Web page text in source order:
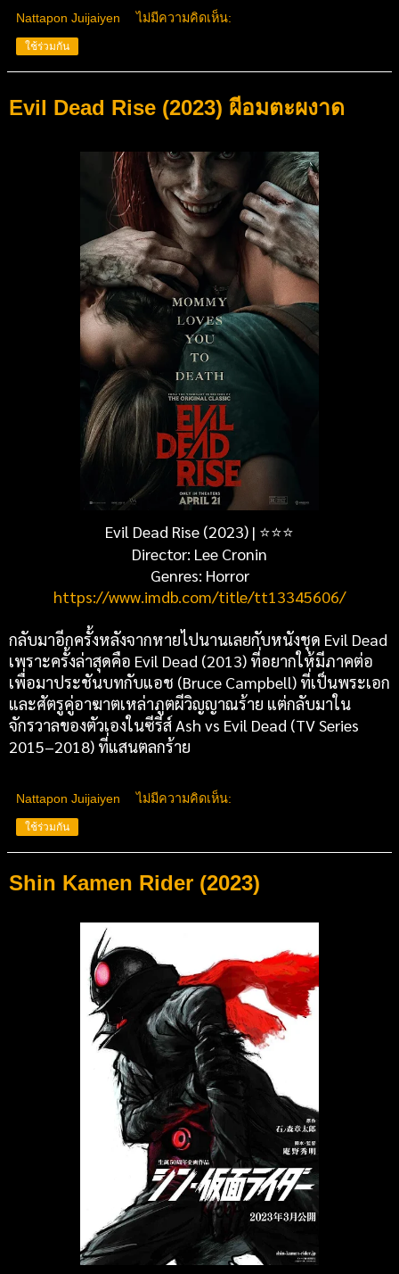
Nattapon Juijaiyen ไม่มีความคิดเห็น:
ใช้ร่วมกัน
Evil Dead Rise (2023) ผีอมตะผงาด
Evil Dead Rise (2023) | ⭐⭐⭐
Director: Lee Cronin
Genres: Horror
https://www.imdb.com/title/tt13345606/
กลับมาอีกครั้งหลังจากหายไปนานเลยกับหนังชุด Evil Dead
เพราะครั้งล่าสุดคือ Evil Dead (2013) ที่อยากให้มีภาคต่อ
เพื่อมาประชันบทกับแอช (Bruce Campbell) ที่เป็นพระเอก
และศัตรูคู่อาฆาตเหล่าภูตผีวิญญาณร้าย แต่กลับมาใน
จักรวาลของตัวเองในซีรีส์ Ash vs Evil Dead (TV Series
2015–2018) ที่แสนตลกร้าย
Nattapon Juijaiyen ไม่มีความคิดเห็น:
ใช้ร่วมกัน
Shin Kamen Rider (2023)